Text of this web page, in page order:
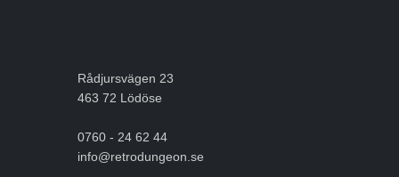
Rådjursvägen 23
463 72 Lödöse
0760 - 24 62 44
info@retrodungeon.se